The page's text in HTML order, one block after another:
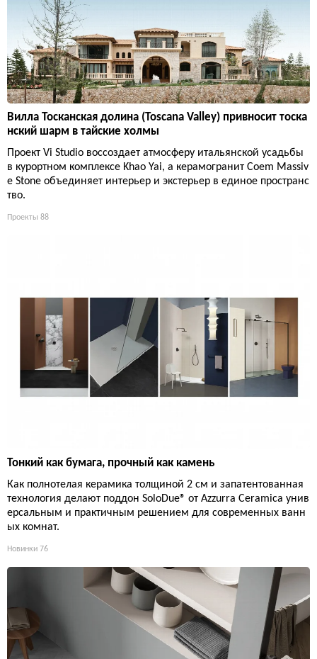
Вилла Тосканская долина (Toscana Valley) привносит тоска
нский шарм в тайские холмы
Проект Vi Studio воссоздает атмосферу итальянской усадьбы
в курортном комплексе Khao Yai, а керамогранит Coem Massiv
e Stone объединяет интерьер и экстерьер в единое пространс
тво.
Проекты 88
Тонкий как бумага, прочный как камень
Как полнотелая керамика толщиной 2 см и запатентованная
технология делают поддон SoloDue® от Azzurra Ceramica унив
ерсальным и практичным решением для современных ванн
ых комнат.
Новинки 76